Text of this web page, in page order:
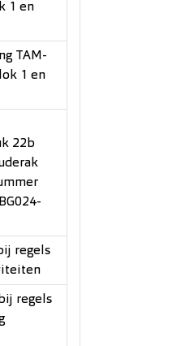
1 en
TAM-
1 en
22b
regels
regels